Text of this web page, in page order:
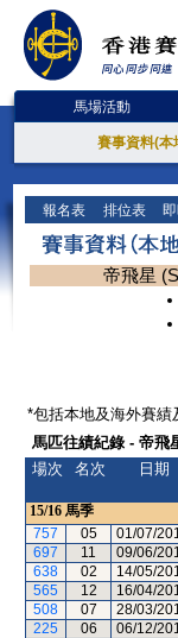
馬場活動
賽事資料(本
報名表 排位表
帝飛星
*包括本地及海外賽績
馬匹往績紀錄 - 帝飛
場次
名次 日期
15/16 馬季
757
05 01/07/
697
11 09/06/
638
02 14/05/
565
12 16/04/
508
07 28/03/
225
06 06/12/